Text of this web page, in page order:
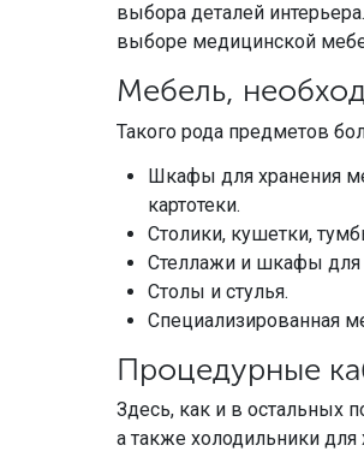
выбора деталей
выборе медицинской
Мебель,
Такого рода предметов
Шкафы для хранения
картотеки.
Столики, кушетки,
Стеллажи и шкафы
Столы и стулья.
Специализированная
Процедурные
Здесь, как и в остальных
а также холодильники